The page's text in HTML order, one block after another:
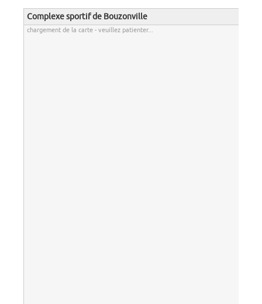
Complexe sportif de Bouzonville
chargement de la carte - veuillez patienter...